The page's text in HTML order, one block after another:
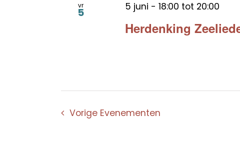
vr
5
Herdenking
5 juni - 18:00 tot 20:00
Vorige Evenementen